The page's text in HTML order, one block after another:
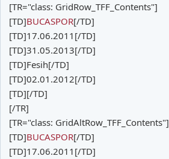
[TR="class: GridRow_TFF_Contents"]
[TD]BUCASPOR[/TD]
[TD]17.06.2011[/TD]
[TD]31.05.2013[/TD]
[TD]Fesih[/TD]
[TD]02.01.2012[/TD]
[TD][/TD]
[/TR]
[TR="class: GridAltRow_TFF_Contents"]
[TD]BUCASPOR[/TD]
[TD]17.06.2011[/TD]